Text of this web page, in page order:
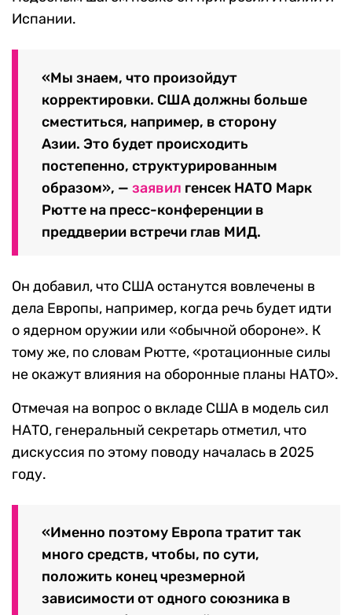
Испании.
«Мы знаем, что произойдут
корректировки. США должны больше
сместиться, например, в сторону
Азии. Это будет происходить
постепенно, структурированным
образом», — заявил генсек НАТО Марк
Рютте на пресс-конференции в
преддверии встречи глав МИД.
Он добавил, что США останутся вовлечены в
дела Европы, например, когда речь будет идти
о ядерном оружии или «обычной обороне». К
тому же, по словам Рютте, «ротационные силы
не окажут влияния на оборонные планы НАТО».
Отмечая на вопрос о вкладе США в модель сил
НАТО, генеральный секретарь отметил, что
дискуссия по этому поводу началась в 2025
году.
«Именно поэтому Европа тратит так
много средств, чтобы, по сути,
положить конец чрезмерной
зависимости от одного союзника в